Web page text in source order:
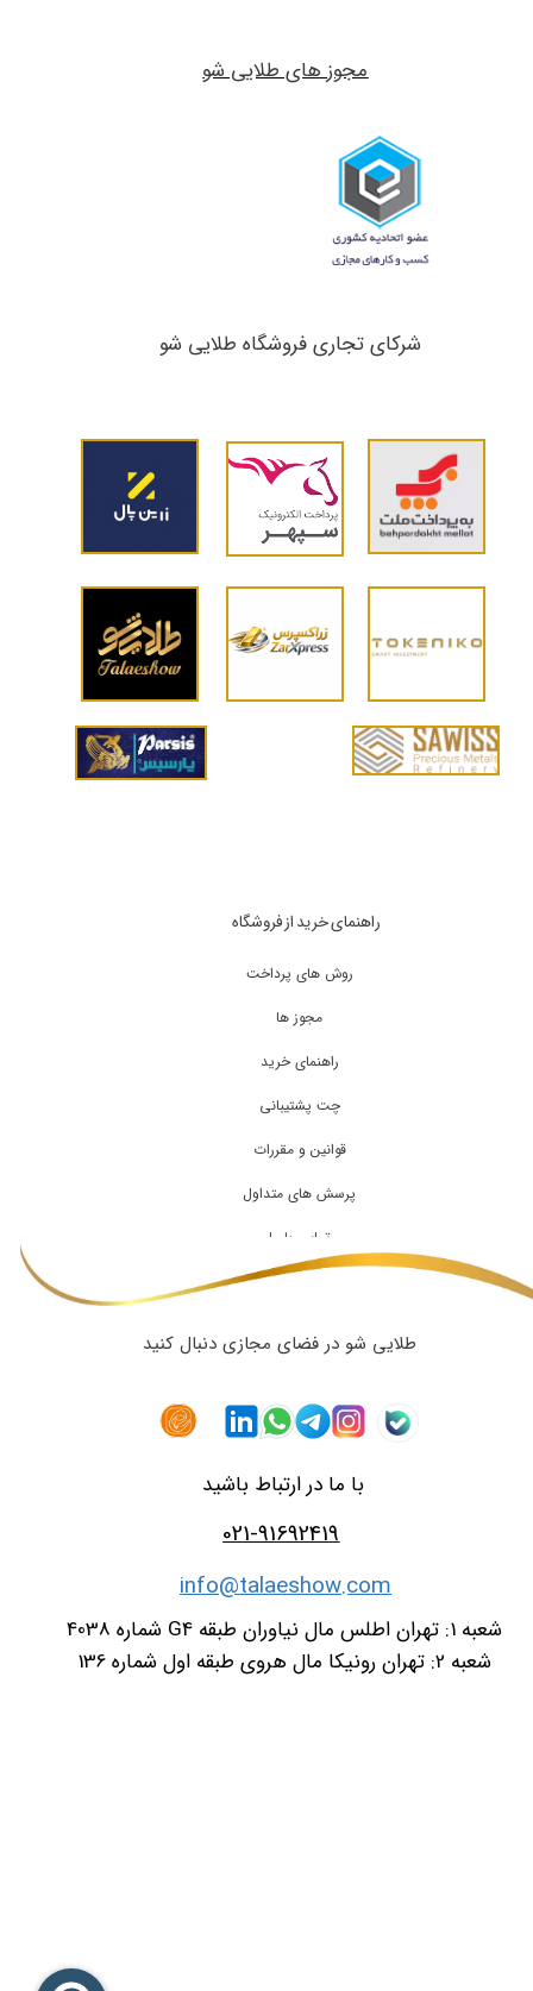
روش های پرداخت
مجوز ها
راهنمای خرید
چت پشتیبانی
قوانین و مقررات
پرسش های متداول
تماس با ما
راهنمای خرید از فروشگاه
شعبه 1: تهران اطلس مال نیاوران طبقه G4 شماره 4038
شعبه 2: تهران رونیکا مال هروی طبقه اول شماره 136
شرکای تجاری ​​​​​​​فروشگاه طلایی شو
مجوز های طلایی شو
طلایی شو در فضای مجازی دنبال کنید
021-91692419
info@talaeshow.com
با ما در ارتباط باشید